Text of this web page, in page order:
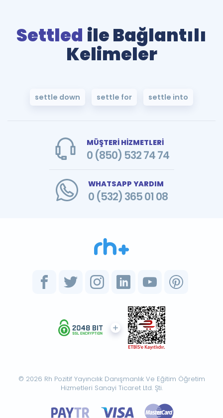
Settled ile Bağlantılı
Kelimeler
settle down settle for settle into
MÜŞTERİ HİZMETLERİ
0 (850) 532 74 74
WHATSAPP YARDIM
0 (532) 365 01 08
© 2026 Rh Pozitif Yayıncılık Danışmanlık Ve Eğitim Öğretim
Hizmetleri Sanayi Ticaret Ltd. Şti.